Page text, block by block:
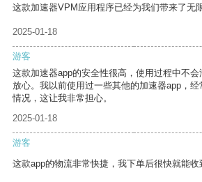
这款加速器VPM应用程序已经为我们带来了无
2025-01-18
游客
这款加速器app的安全性很高，使用过程中不
放心。我以前使用过一些其他的加速器app，
情况，这让我非常担心。
2025-01-18
游客
这款app的物流非常快捷，我下单后很快就能收